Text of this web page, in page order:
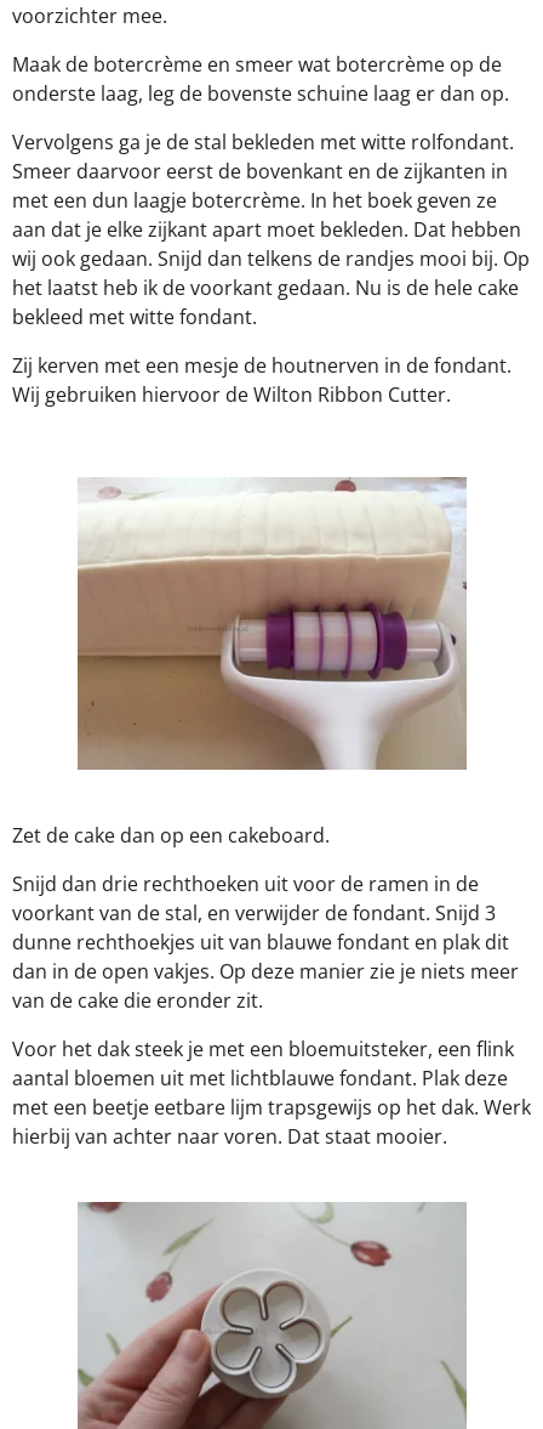
voorzichter mee.
Maak de botercrème en smeer wat botercrème op de
onderste laag, leg de bovenste schuine laag er dan op.
Vervolgens ga je de stal bekleden met witte rolfondant.
Smeer daarvoor eerst de bovenkant en de zijkanten in
met een dun laagje botercrème. In het boek geven ze
aan dat je elke zijkant apart moet bekleden. Dat hebben
wij ook gedaan. Snijd dan telkens de randjes mooi bij. Op
het laatst heb ik de voorkant gedaan. Nu is de hele cake
bekleed met witte fondant.
Zij kerven met een mesje de houtnerven in de fondant.
Wij gebruiken hiervoor de Wilton Ribbon Cutter.
Zet de cake dan op een cakeboard.
Snijd dan drie rechthoeken uit voor de ramen in de
voorkant van de stal, en verwijder de fondant. Snijd 3
dunne rechthoekjes uit van blauwe fondant en plak dit
dan in de open vakjes. Op deze manier zie je niets meer
van de cake die eronder zit.
Voor het dak steek je met een bloemuitsteker, een flink
aantal bloemen uit met lichtblauwe fondant. Plak deze
met een beetje eetbare lijm trapsgewijs op het dak. Werk
hierbij van achter naar voren. Dat staat mooier.